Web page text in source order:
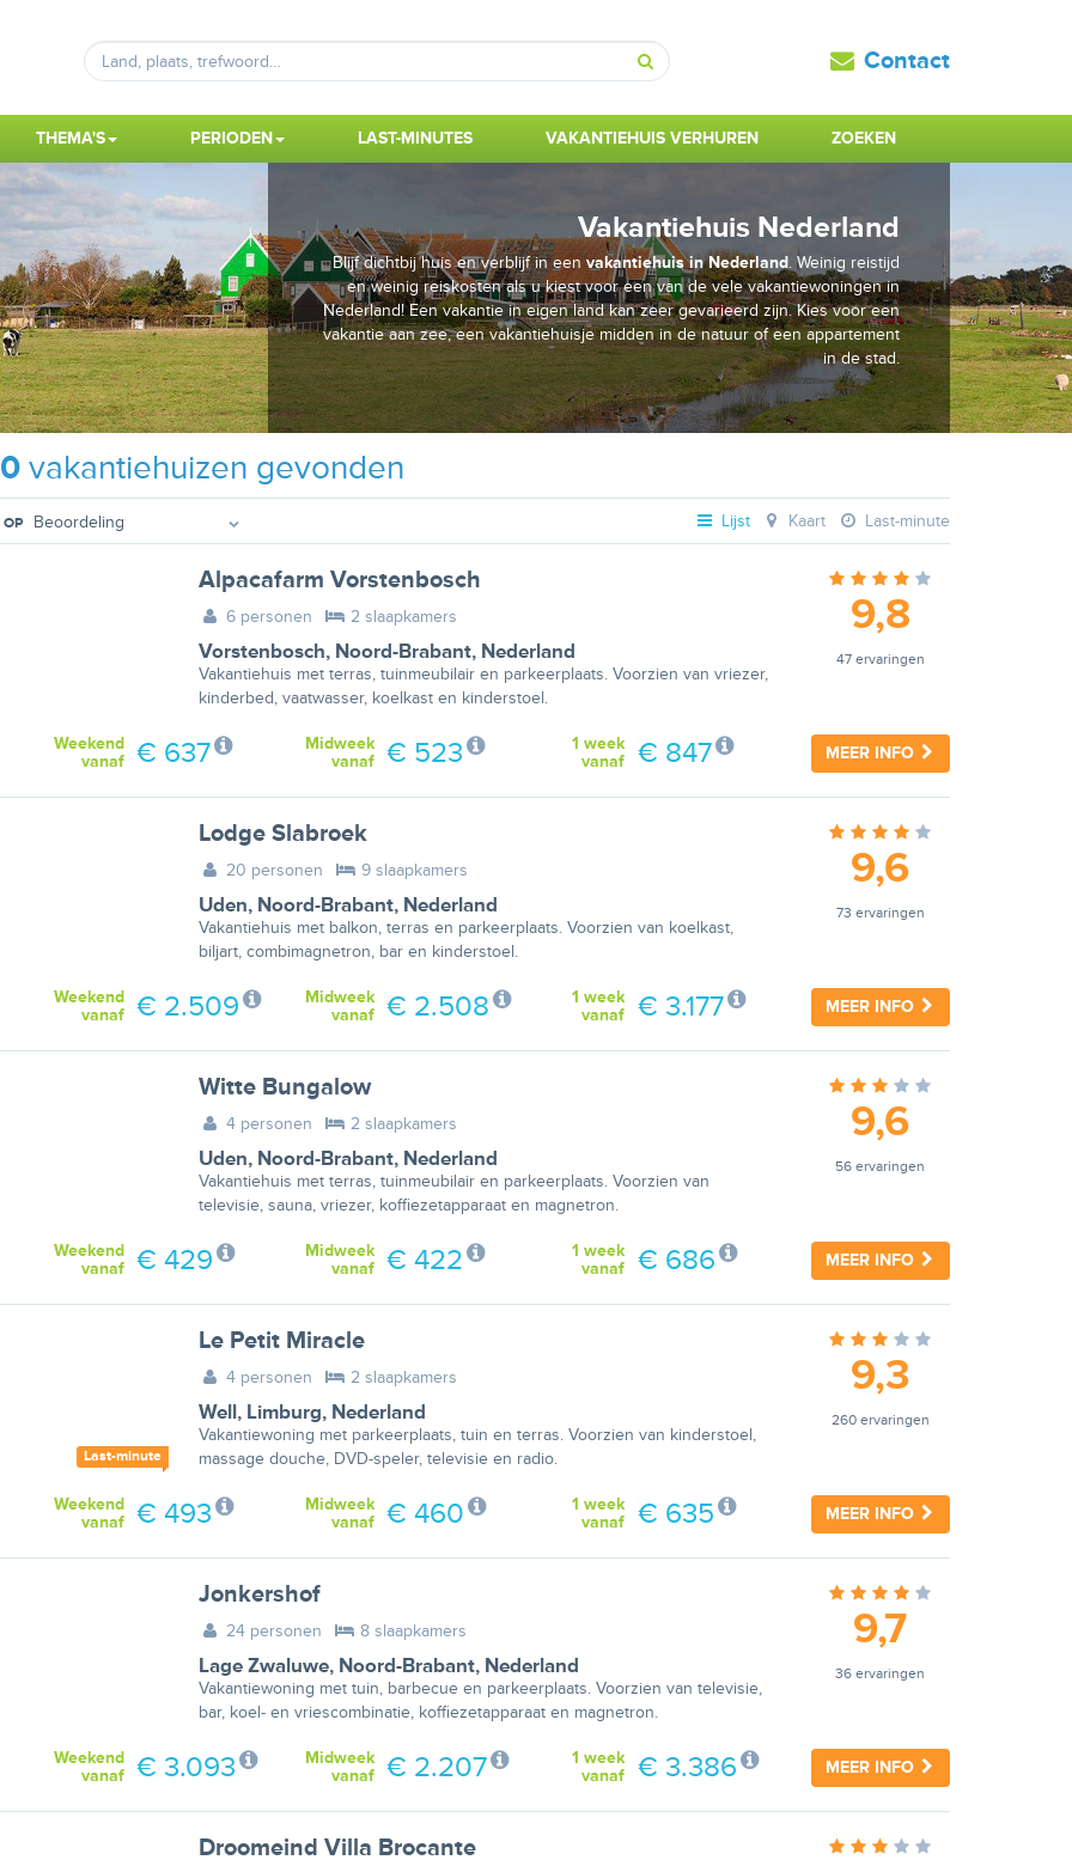
Zoeken
Contact
THEMA'S PERIODEN LAST-MINUTES VAKANTIEHUIS VERHUREN ZOEKEN
Vakantiehuis Nederland
Blijf dichtbij huis en verblijf in eenvakantiehuis in Nederland. Weinig reistijd
en weinig reiskosten als u kiest voor een van de vele vakantiewoningen in
Nederland! Een vakantie in eigen land kan zeer gevarieerd zijn. Kies voor een
vakantie aan zee, een vakantiehuisje midden in de natuur of een appartement
in de stad.
vakantiehuizen gevonden
OP Lijst Kaart Last-minute
Alpacafarm Vorstenbosch
6 personen 2 slaapkamers
Vorstenbosch, Noord-Brabant, Nederland
Vakantiehuis met terras, tuinmeubilair en parkeerplaats. Voorzien van vriezer,
kinderbed, vaatwasser, koelkast en kinderstoel.
9,8
47 ervaringen
MEER INFO
1 week
vanaf
€ 847
Midweek
vanaf
€ 523
Weekend
vanaf
€ 637
Lodge Slabroek
20 personen 9 slaapkamers
Uden, Noord-Brabant, Nederland
Vakantiehuis met balkon, terras en parkeerplaats. Voorzien van koelkast,
biljart, combimagnetron, bar en kinderstoel.
9,6
73 ervaringen
MEER INFO
1 week
vanaf
€ 3.177
Midweek
vanaf
€ 2.508
Weekend
vanaf
€ 2.509
Witte Bungalow
4 personen 2 slaapkamers
Uden, Noord-Brabant, Nederland
Vakantiehuis met terras, tuinmeubilair en parkeerplaats. Voorzien van
televisie, sauna, vriezer, koffiezetapparaat en magnetron.
9,6
56 ervaringen
MEER INFO
1 week
vanaf
€ 686
Midweek
vanaf
€ 422
Weekend
vanaf
€ 429
Last-minute
Le Petit Miracle
4 personen 2 slaapkamers
Well, Limburg, Nederland
Vakantiewoning met parkeerplaats, tuin en terras. Voorzien van kinderstoel,
massage douche, DVD-speler, televisie en radio.
9,3
260 ervaringen
MEER INFO
1 week
vanaf
€ 635
Midweek
vanaf
€ 460
Weekend
vanaf
€ 493
Jonkershof
24 personen 8 slaapkamers
Lage Zwaluwe, Noord-Brabant, Nederland
Vakantiewoning met tuin, barbecue en parkeerplaats. Voorzien van televisie,
bar, koel- en vriescombinatie, koffiezetapparaat en magnetron.
9,7
36 ervaringen
MEER INFO
1 week
vanaf
€ 3.386
Midweek
vanaf
€ 2.207
Weekend
vanaf
€ 3.093
Droomeind Villa Brocante